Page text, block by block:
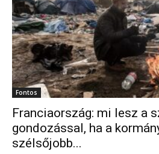
Fontos
Franciaország: mi lesz a
gondozással, ha a
szélsőjobb...